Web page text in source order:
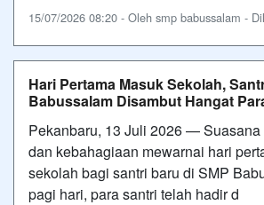
15/07/2026 08:20 - Oleh smp babussalam -
Hari Pertama Masuk Sekolah,
Babussalam Disambut Hangat
Pekanbaru, 13 Juli 2026 —
dan kebahagiaan mewarnai hari
sekolah bagi santri baru di SMP
pagi hari, para santri telah hadir d